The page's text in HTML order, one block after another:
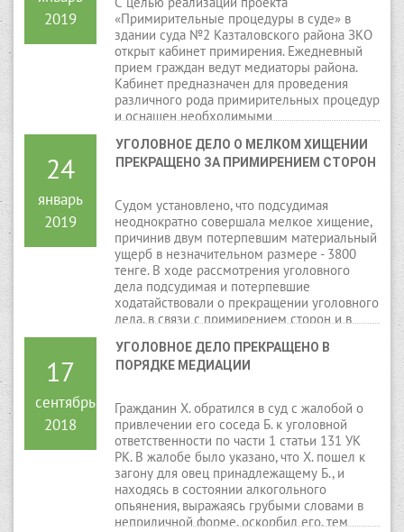
2019
«Примирительные процедуры в суде» в
здании суда №2 Казталовского района ЗКО
открыт кабинет примирения. Ежедневный
прием граждан ведут медиаторы района.
Кабинет предназначен для проведения
различного рода примирительных процедур
и оснащен необходимыми
сведения граждан.
24
январь
2019
УГОЛОВНОЕ ДЕЛО О МЕЛКОМ ХИЩЕНИИ
ПРЕКРАЩЕНО ЗА ПРИМИРЕНИЕМ СТОРОН
Судом установлено, что подсудимая
неоднократно совершала мелкое хищение,
причинив двум потерпевшим материальный
ущерб в незначительном размере - 3800
тенге. В ходе рассмотрения уголовного
дела подсудимая и потерпевшие
ходатайствовали о прекращении уголовного
дела, в связи с примирением сторон и в
17
сентябрь
2018
УГОЛОВНОЕ ДЕЛО ПРЕКРАЩЕНО В
ПОРЯДКЕ МЕДИАЦИИ
Гражданин Х. обратился в суд с жалобой о
привлечении его соседа Б. к уголовной
ответственности по части 1 статьи 131 УК
РК. В жалобе было указано, что Х. пошел к
загону для овец принадлежащему Б., и
находясь в состоянии алкогольного
опьянения, выражаясь грубыми словами в
неприличной форме, оскорбил его, тем